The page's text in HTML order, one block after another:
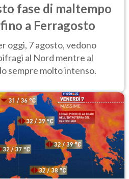
fase di maltempo
a Ferragosto
oggi, 7 agosto, vedono
al Nord mentre al
sempre molto intenso.